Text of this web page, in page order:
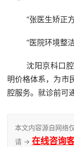
“张医生矫正
“医院环境整
明价格体系，为市
腔服务。就诊前可
本文内容源自网络
请 → 在线咨询